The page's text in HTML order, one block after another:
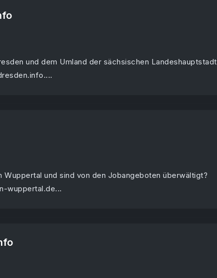
und dem Umland der sächsischen Landeshauptstadt
Wuppertal und sind von den Jobangeboten überwältigt?
wuppertal.de...